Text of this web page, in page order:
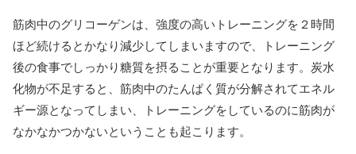
筋肉中のグリコーゲンは、強度の高いトレーニングを２時間
ほど続けるとかなり減少してしまいますので、トレーニング
後の食事でしっかり糖質を摂ることが重要となります。炭水
化物が不足すると、筋肉中のたんぱく質が分解されてエネル
ギー源となってしまい、トレーニングをしているのに筋肉が
なかなかつかないということも起こります。